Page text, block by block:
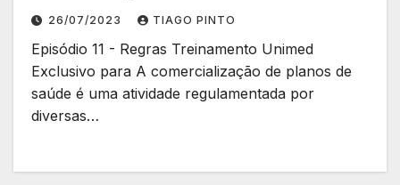
26/07/2023 TIAGO PINTO
Episódio 11 - Regras Treinamento Unimed
Exclusivo para A comercialização de planos de
saúde é uma atividade regulamentada por
diversas…